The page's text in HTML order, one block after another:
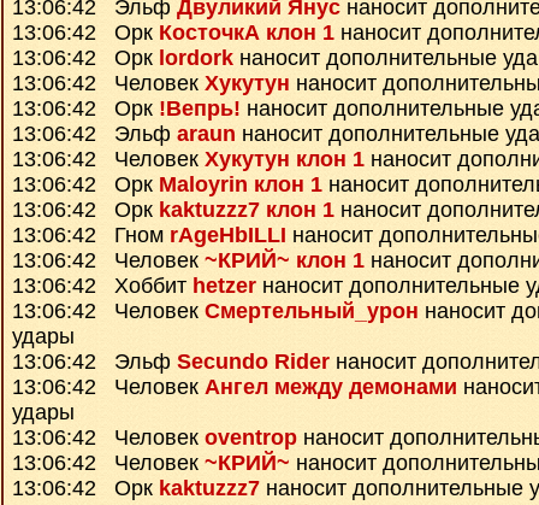
13:06:42 Эльф Двуликий Янус наносит
13:06:42 Орк КосточкА клон 1 наносит
13:06:42 Орк lordork наносит дополнительные
13:06:42 Человек Хукутун наносит
13:06:42 Орк !Вепрь! наносит дополнительные
13:06:42 Эльф araun наносит дополнительные
13:06:42 Человек Хукутун клон 1 наносит
13:06:42 Орк Maloyrin клон 1 наносит
13:06:42 Орк kaktuzzz7 клон 1 наносит
13:06:42 Гном rAgeHbILLI наносит
13:06:42 Человек ~КРИЙ~ клон 1 наносит
13:06:42 Хоббит hetzer наносит дополнительные
13:06:42 Человек Смертельный_урон наносит
удары
13:06:42 Эльф Secundo Rider наносит
13:06:42 Человек Ангел между демонами
удары
13:06:42 Человек oventrop наносит
13:06:42 Человек ~КРИЙ~ наносит
13:06:42 Орк kaktuzzz7 наносит дополнительные